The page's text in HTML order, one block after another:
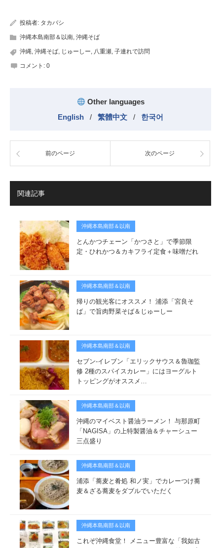
投稿者: タカバシ
沖縄本島南部＆以南, 沖縄そば
沖縄, 沖縄そば, じゅーしー, 八重瀬, 子連れで訪問
コメント: 0
Other languages
English
/ 繁體中文 / 한국어
前のページ 次のページ
関連記事
沖縄本島南部＆以南
とんかつチェーン「かつさと」で季節限
定・ひれかつ＆カキフライ定食＋味噌だれ
沖縄本島南部＆以南
帰りの観光客にオススメ！ 浦添「宮良そ
ば」で旨肉野菜そば＆じゅーしー
沖縄本島南部＆以南
セブン-イレブン「エリックサウス＆魯珈監
修 2種のスパイスカレー」にはヨーグルト
トッピングがオススメ…
沖縄本島南部＆以南
沖縄のマイベスト醤油ラーメン！ 与那原町
「NAGISA」の上特製醤油＆チャーシュー
三点盛り
沖縄本島南部＆以南
浦添「蕎麦と肴処 和ノ実」でカレーつけ蕎
麦＆ざる蕎麦をダブルでいただく
沖縄本島南部＆以南
これぞ沖縄食堂！ メニュー豊富な「我如古